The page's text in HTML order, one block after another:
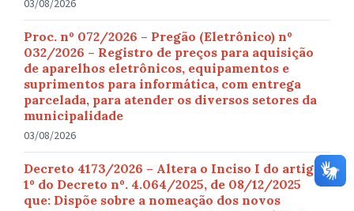
03/08/2026
Proc. nº 072/2026 – Pregão (Eletrônico) nº
032/2026 – Registro de preços para aquisição
de aparelhos eletrônicos, equipamentos e
suprimentos para informática, com entrega
parcelada, para atender os diversos setores da
municipalidade
03/08/2026
Decreto 4173/2026 – Altera o Inciso I do artigo
1º do Decreto nº. 4.064/2025, de 08/12/2025
que: Dispõe sobre a nomeação dos novos